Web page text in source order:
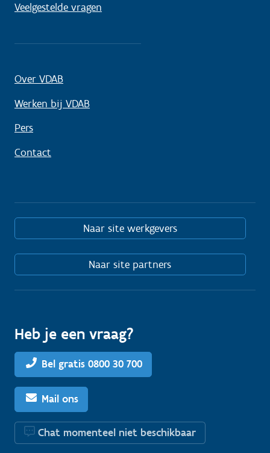
Veelgestelde vragen
Over VDAB
Werken bij VDAB
Pers
Contact
Naar site werkgevers
Naar site partners
Heb je een vraag?
Bel gratis 0800 30 700
Mail ons
Chat momenteel niet beschikbaar